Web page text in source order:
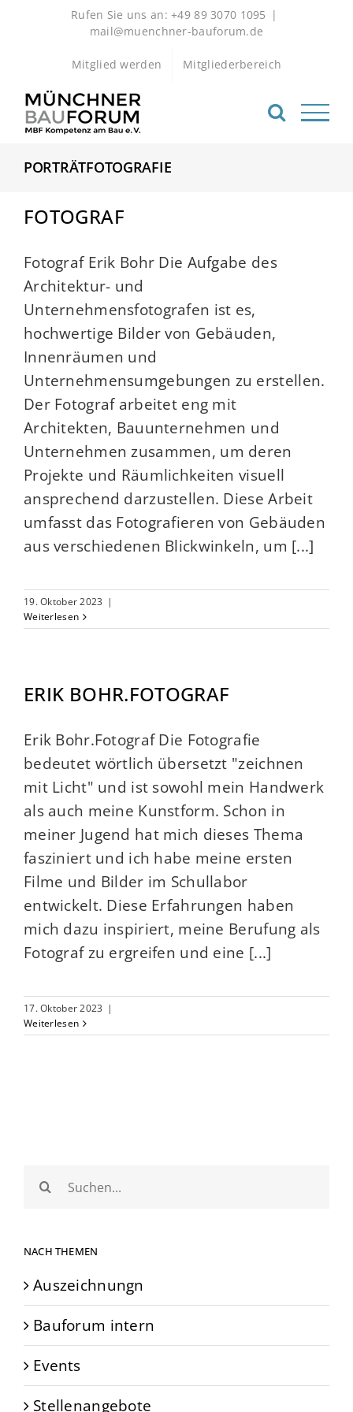
Rufen Sie uns an: +49 89 3070 1095 |
mail@muenchner-bauforum.de
Mitglied werden Mitgliederbereich
PORTRÄTFOTOGRAFIE
FOTOGRAF
Fotograf Erik Bohr Die Aufgabe des
Architektur- und
Unternehmensfotografen ist es,
hochwertige Bilder von Gebäuden,
Innenräumen und
Unternehmensumgebungen zu erstellen.
Der Fotograf arbeitet eng mit
Architekten, Bauunternehmen und
Unternehmen zusammen, um deren
Projekte und Räumlichkeiten visuell
ansprechend darzustellen. Diese Arbeit
umfasst das Fotografieren von Gebäuden
aus verschiedenen Blickwinkeln, um [...]
19. Oktober 2023 |
Weiterlesen
ERIK BOHR.FOTOGRAF
Erik Bohr.Fotograf Die Fotografie
bedeutet wörtlich übersetzt "zeichnen
mit Licht" und ist sowohl mein Handwerk
als auch meine Kunstform. Schon in
meiner Jugend hat mich dieses Thema
fasziniert und ich habe meine ersten
Filme und Bilder im Schullabor
entwickelt. Diese Erfahrungen haben
mich dazu inspiriert, meine Berufung als
Fotograf zu ergreifen und eine [...]
17. Oktober 2023 |
Weiterlesen
Suche
nach:
NACH THEMEN
Auszeichnungn
Bauforum intern
Events
Stellenangebote